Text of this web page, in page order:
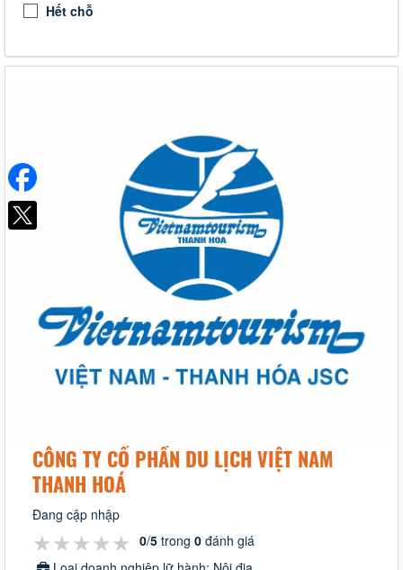
Hết chỗ
CÔNG TY CỔ PHẦN DU LỊCH VIỆT NAM
THANH HOÁ
Đang cập nhập
★★★★★
★★★★★
★★★★★ 0/5 trong 0 đánh giá